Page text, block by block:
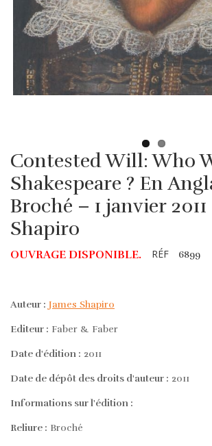
Contested Will: Who
Shakespeare ? En
Broché – 1 janvier 2011
Shapiro
OUVRAGE DISPONIBLE. RÉF 6899
Auteur : James Shapiro
Editeur : Faber & Faber
Date d'édition : 2011
Date de dépôt des droits d'auteur : 2011
Informations sur l'édition :
Reliure : Broché